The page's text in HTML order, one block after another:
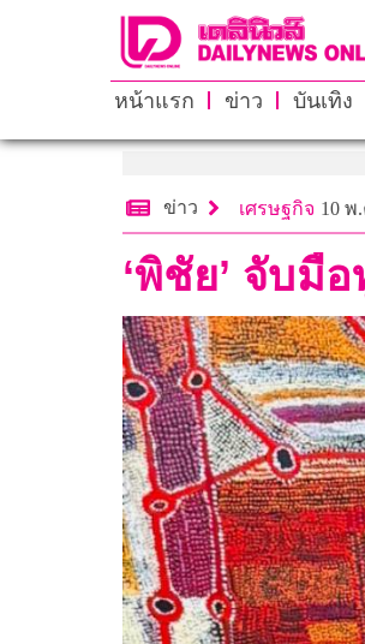
หน้าแรก ข่าว บันเทิง
ข่าว เศรษฐกิจ 10 พ
‘พิชัย’ จับมื